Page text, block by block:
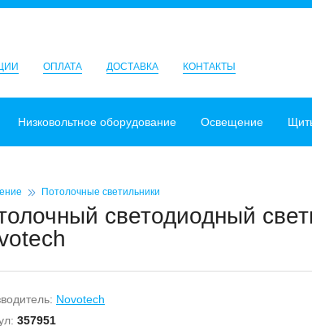
ОПЛАТА ДОСТАВКА КОНТАКТЫ
Низковольтное оборудование Освещение
Потолочные светильники
светодиодный
Novotech
357951